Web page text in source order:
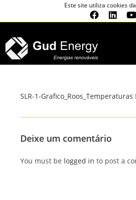
Este site utiliza cookies
SLR-1-Grafico_Roos_Temperaturas
Deixe um comentário
You must be logged in to post a